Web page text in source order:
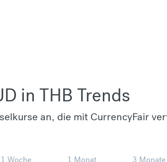
in THB Trends
an, die mit CurrencyFair
1 Woche 1 Monat 3 Monate